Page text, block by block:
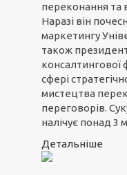
переконання та
Наразі він
маркетингу
також
консалтингової
сфері
мистецтва
переговорів.
налічує понад 3
Детальніше